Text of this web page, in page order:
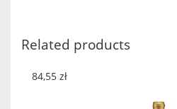
quantity
Related products
84,55 zł